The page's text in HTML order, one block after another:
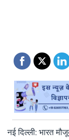
नई दिल्ली: भारत